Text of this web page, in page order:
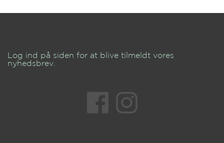
Log ind på siden for at blive tilmeldt vores
nyhedsbrev.